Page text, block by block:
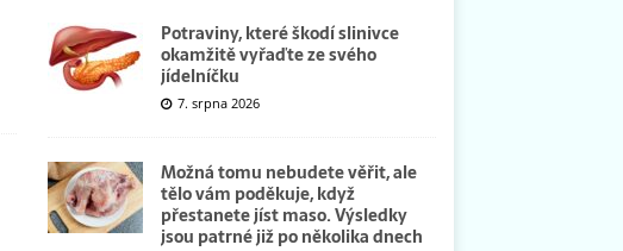
Potraviny, které škodí slinivce
okamžitě vyřaďte ze svého
jídelníčku
7. srpna 2026
Možná tomu nebudete věřit, ale
tělo vám poděkuje, když
přestanete jíst maso. Výsledky
jsou patrné již po několika dnech